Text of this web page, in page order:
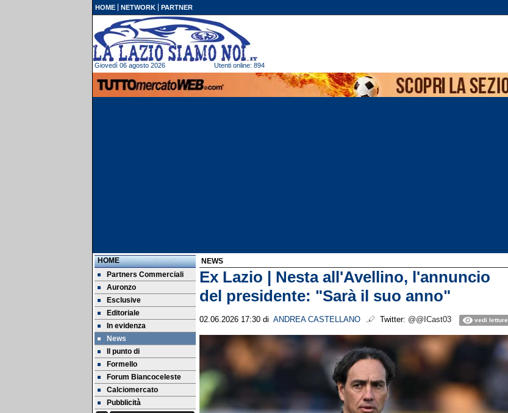
HOME NETWORK PARTNER
Giovedì 06 agosto 2026 Utenti online: 894
HOME
Partners Commerciali
Auronzo
Esclusive
Editoriale
In evidenza
News
Il punto di
Formello
Forum Biancoceleste
Calciomercato
Pubblicità
NEWS
Ex Lazio | Nesta all'Avellino, l'annuncio
del presidente: "Sarà il suo anno"
02.06.2026 17:30 di ANDREA CASTELLANO Twitter: @@ICast03 vedi letture